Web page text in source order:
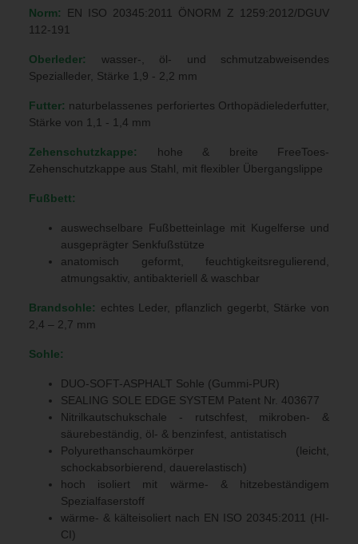
Norm: EN ISO 20345:2011 ÖNORM Z 1259:2012/DGUV
112-191
Oberleder: wasser-, öl- und schmutzabweisendes
Spezialleder, Stärke 1,9 - 2,2 mm
Futter: naturbelassenes perforiertes Orthopädielederfutter,
Stärke von 1,1 - 1,4 mm
Zehenschutzkappe:
hohe & breite FreeToes-
Zehenschutzkappe aus Stahl, mit flexibler Übergangslippe
Fußbett:
auswechselbare Fußbetteinlage mit Kugelferse und
ausgeprägter Senkfußstütze
anatomisch geformt, feuchtigkeitsregulierend,
atmungsaktiv, antibakteriell & waschbar
Brandsohle: echtes Leder, pflanzlich gegerbt, Stärke von
2,4 – 2,7 mm
Sohle:
DUO-SOFT-ASPHALT Sohle (Gummi-PUR)
SEALING SOLE EDGE SYSTEM Patent Nr. 403677
Nitrilkautschukschale - rutschfest, mikroben- &
säurebeständig, öl- & benzinfest, antistatisch
Polyurethanschaumkörper (leicht,
schockabsorbierend, dauerelastisch)
hoch isoliert mit wärme- & hitzebeständigem
Spezialfaserstoff
wärme- & kälteisoliert nach EN ISO 20345:2011 (HI-
CI)